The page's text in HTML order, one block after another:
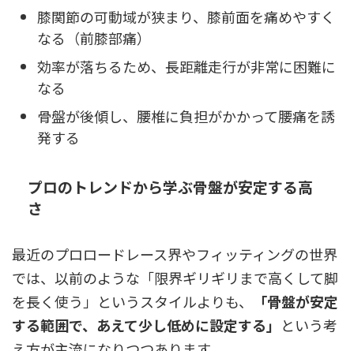
膝関節の可動域が狭まり、膝前面を痛めやすく
なる（前膝部痛）
効率が落ちるため、長距離走行が非常に困難に
なる
骨盤が後傾し、腰椎に負担がかかって腰痛を誘
発する
プロのトレンドから学ぶ骨盤が安定する高
さ
最近のプロロードレース界やフィッティングの世界
では、以前のような「限界ギリギリまで高くして脚
を長く使う」というスタイルよりも、
「骨盤が安定
する範囲で、あえて少し低めに設定する」 という考